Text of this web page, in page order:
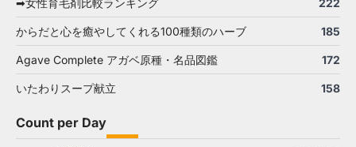
からだと心を癒やしてくれる100種類のハーブ 185
Agave Complete アガベ原種・名品図鑑 172
いたわりスープ献立 158
Count per Day